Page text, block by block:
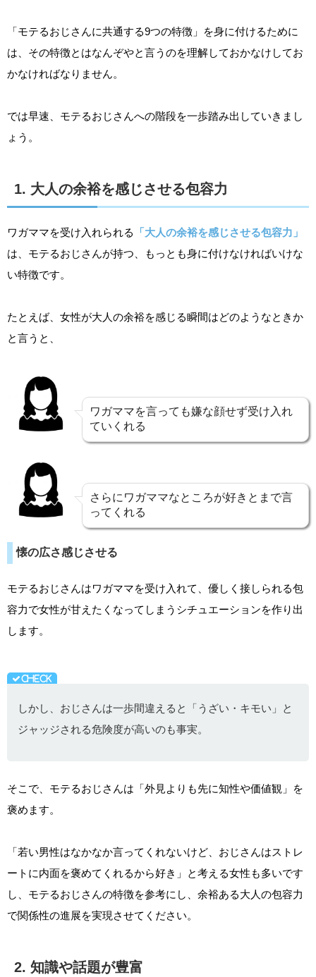
「モテるおじさんに共通する9つの特徴」を身に付けるために
は、その特徴とはなんぞやと言うのを理解しておかなけしてお
かなければなりません。
では早速、モテるおじさんへの階段を一歩踏み出していきまし
ょう。
1. 大人の余裕を感じさせる包容力
ワガママを受け入れられる
「大人の余裕を感じさせる包容力」
は、モテるおじさんが持つ、もっとも身に付けなければいけな
い特徴です。
たとえば、女性が大人の余裕を感じる瞬間はどのようなときか
と言うと、
ワガママを言っても嫌な顔せず受け入れ
ていくれる
さらにワガママなところが好きとまで言
ってくれる
懐の広さ感じさせる
モテるおじさんはワガママを受け入れて、優しく接しられる包
容力で女性が甘えたくなってしまうシチュエーションを作り出
します。
しかし、おじさんは一歩間違えると「うざい・キモい」と
ジャッジされる危険度が高いのも事実。
そこで、モテるおじさんは「外見よりも先に知性や価値観」を
褒めます。
「若い男性はなかなか言ってくれないけど、おじさんはストレ
ートに内面を褒めてくれるから好き」と考える女性も多いです
し、モテるおじさんの特徴を参考にし、余裕ある大人の包容力
で関係性の進展を実現させてください。
2. 知識や話題が豊富